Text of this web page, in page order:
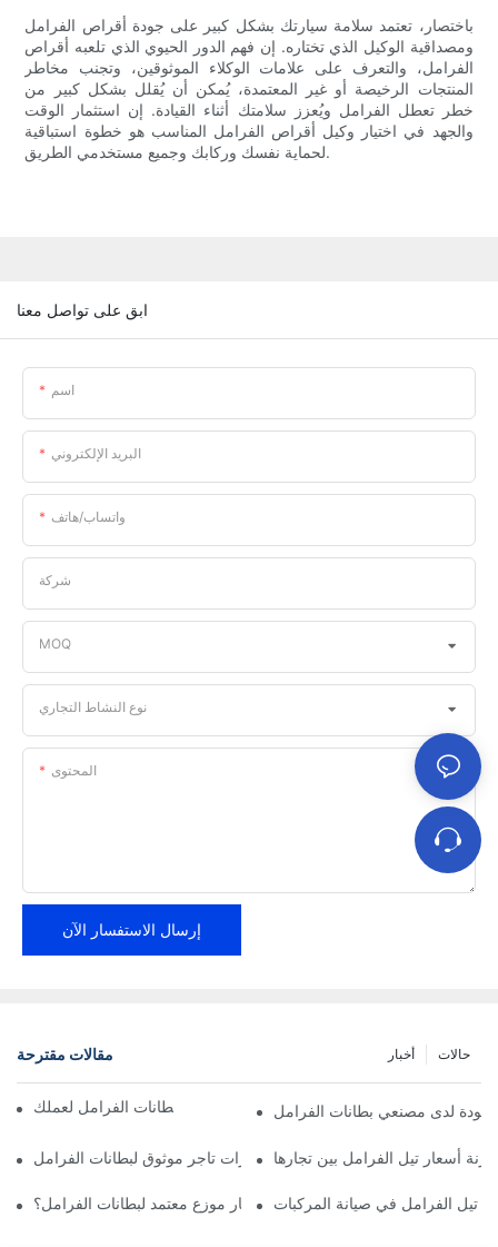
باختصار، تعتمد سلامة سيارتك بشكل كبير على جودة أقراص الفرامل
ومصداقية الوكيل الذي تختاره. إن فهم الدور الحيوي الذي تلعبه أقراص
الفرامل، والتعرف على علامات الوكلاء الموثوقين، وتجنب مخاطر
المنتجات الرخيصة أو غير المعتمدة، يُمكن أن يُقلل بشكل كبير من
خطر تعطل الفرامل ويُعزز سلامتك أثناء القيادة. إن استثمار الوقت
والجهد في اختيار وكيل أقراص الفرامل المناسب هو خطوة استباقية
لحماية نفسك وركابك وجميع مستخدمي الطريق.
ابق على تواصل معنا
اسم
البريد الإلكتروني
واتساب/هاتف
شركة
MOQ
نوع النشاط التجاري
المحتوى
إرسال الاستفسار الآن
مقالات مقترحة حالات أخبار
إيجاد موزعين موثوقين لبطانات الفرامل لعملكلدى مصنعي بطانات الفرامل
أهم مميزات تاجر موثوق لبطانات الفراملأسعار تيل الفرامل بين تجارها
لماذا يجب عليك اختيار موزع معتمد لبطانات الفرامل؟تيل الفرامل في صيانة المركبات